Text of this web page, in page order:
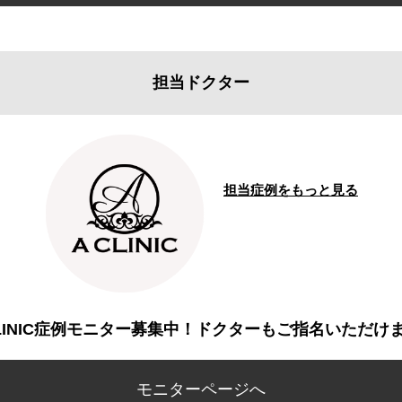
担当ドクター
担当症例をもっと見る
症例モニター募集中！ドクターもご指名いただけ
モニターページへ